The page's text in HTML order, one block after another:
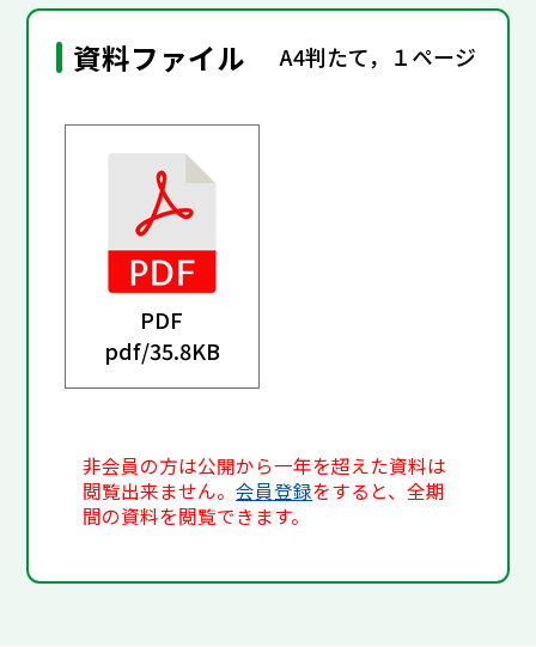
資料ファイル A4判たて，１ページ
PDF
pdf/35.8KB
非会員の方は公開から一年を超えた資料は
閲覧出来ません。会員登録をすると、全期
間の資料を閲覧できます。